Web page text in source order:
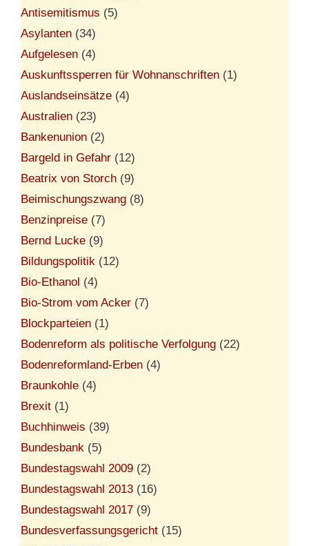
Antisemitismus (5)
Asylanten (34)
Aufgelesen (4)
Auskunftssperren für Wohnanschriften (1)
Auslandseinsätze (4)
Australien (23)
Bankenunion (2)
Bargeld in Gefahr (12)
Beatrix von Storch (9)
Beimischungszwang (8)
Benzinpreise (7)
Bernd Lucke (9)
Bildungspolitik (12)
Bio-Ethanol (4)
Bio-Strom vom Acker (7)
Blockparteien (1)
Bodenreform als politische Verfolgung (22)
Bodenreformland-Erben (4)
Braunkohle (4)
Brexit (1)
Buchhinweis (39)
Bundesbank (5)
Bundestagswahl 2009 (2)
Bundestagswahl 2013 (16)
Bundestagswahl 2017 (9)
Bundesverfassungsgericht (15)